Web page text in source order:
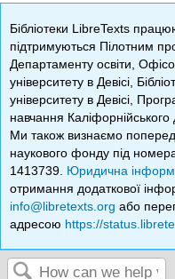
Бібліотеки LibreTexts
підтримуються Пілотним
Департаменту освіти,
університету в Девісі,
університету в Девісі,
навчання
Ми також визнаємо
наукового фонду під
1413739. Юридична
отримання додаткової
info@libretexts.org або
адресою https://